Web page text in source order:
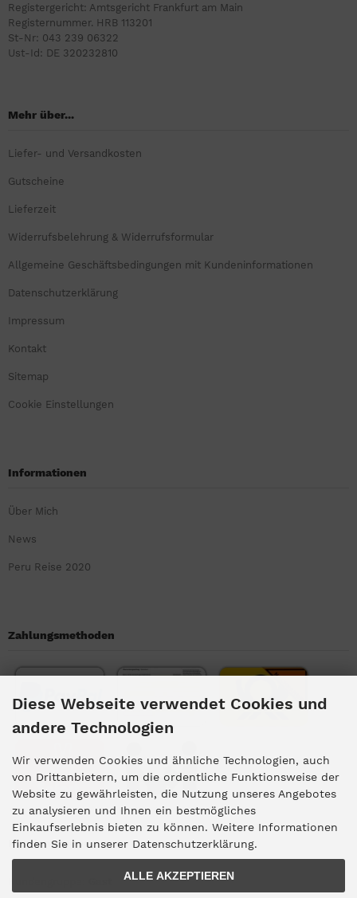
Registergericht: Amtsgericht Frankfurt am Main
Registernummer. HRB 113201
St-Nr: 043 239 06322
Ust-Id: DE 320232810
Mehr über...
Liefer- und Versandkosten
Gutscheine
Lieferzeit
Widerrufsbelehrung & Widerrufsformular
Allgemeine Geschäftsbedingungen mit Kundeninformationen
Datenschutzerklärung
Impressum
Kontakt
Sitemap
Cookie Einstellungen
Informationen
Über Mich
News
Peru Reise 2020
Zahlungsmethoden
Kundengruppe
Diese Webseite verwendet Cookies und
andere Technologien
Wir verwenden Cookies und ähnliche Technologien, auch
von Drittanbietern, um die ordentliche Funktionsweise der
Website zu gewährleisten, die Nutzung unseres Angebotes
zu analysieren und Ihnen ein bestmögliches
Einkaufserlebnis bieten zu können. Weitere Informationen
finden Sie in unserer Datenschutzerklärung.
ALLE AKZEPTIEREN